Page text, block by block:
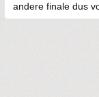
andere finale dus